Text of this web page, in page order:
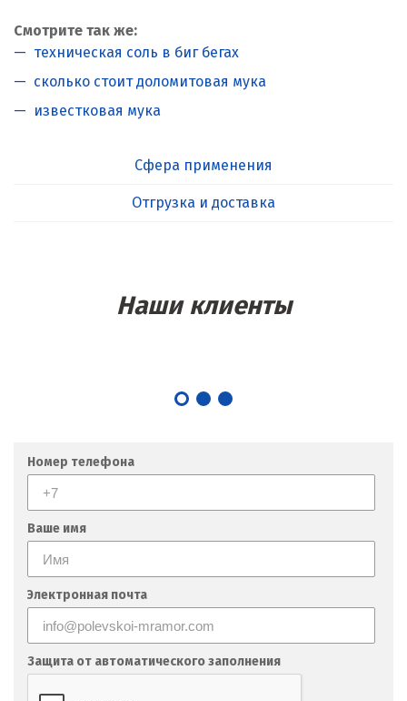
Смотрите так же:
техническая соль в биг бегах
сколько стоит доломитовая мука
известковая мука
Сфера применения
Отгрузка и доставка
Наши клиенты
Номер телефона
Ваше имя
Электронная почта
Защита от автоматического заполнения